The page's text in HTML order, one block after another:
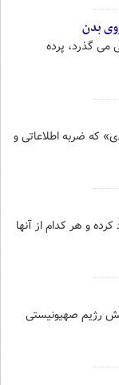
بدن
می گذرد، پرده
که ضربه اطلاعاتی و
و هر کدام از آنها
رژیم صهیونیستی